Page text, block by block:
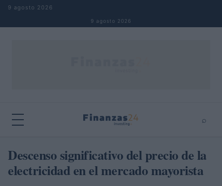
Saltar al contenido
9 agosto 2026
9 agosto 2026
⌕
Buscar ⌕ ×
Descenso significativo del precio de la
electricidad en el mercado mayorista